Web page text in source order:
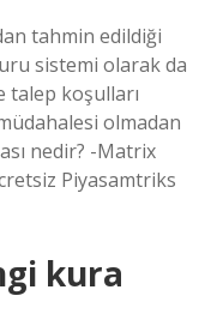
tahmin edildiği
sistemi olarak da
talep koşulları
olmadan
nedir? -Matrix
Piyasamtriks
kura